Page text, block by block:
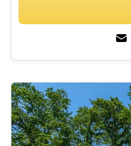
Villa Lakora